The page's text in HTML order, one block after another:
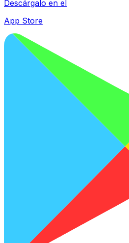
Descárgalo en el
App Store